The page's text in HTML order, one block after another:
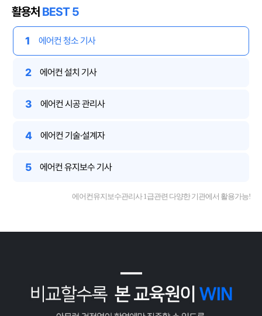
활용처 BEST 5
1 에어컨 청소 기사
2 에어컨 설치 기사
3 에어컨 시공 관리사
4 에어컨 기술·설계자
5 에어컨 유지보수 기사
에어컨유지보수관리사 1급관련 다양한 기관에서 활용가능!